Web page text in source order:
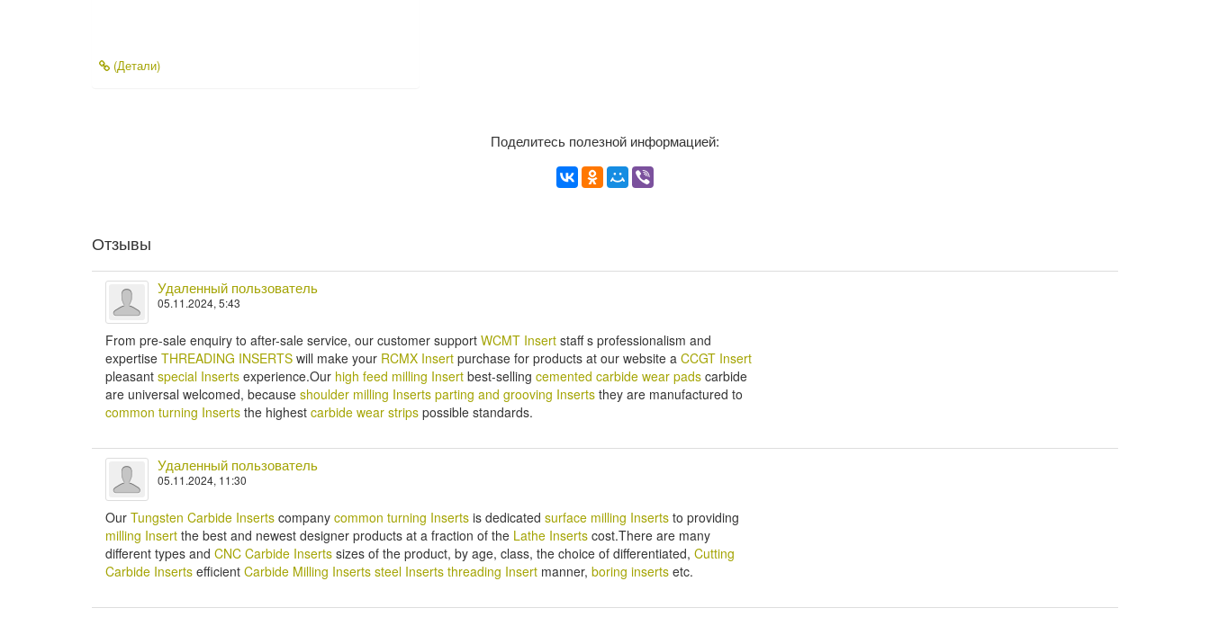
(Детали)
Поделитесь полезной информацией:
Отзывы
Удаленный пользователь
05.11.2024, 5:43
From pre-sale enquiry to after-sale service, our customer support WCMT Insert staff s professionalism and
expertise THREADING INSERTS will make your RCMX Insert purchase for products at our website a CCGT Insert
pleasant special Inserts experience.Our high feed milling Insert best-selling cemented carbide wear pads carbide
are universal welcomed, because shoulder milling Inserts parting and grooving Inserts they are manufactured to
common turning Inserts the highest carbide wear strips possible standards.
Удаленный пользователь
05.11.2024, 11:30
Our Tungsten Carbide Inserts company common turning Inserts is dedicated surface milling Inserts to providing
milling Insert the best and newest designer products at a fraction of the Lathe Inserts cost.There are many
different types and CNC Carbide Inserts sizes of the product, by age, class, the choice of differentiated, Cutting
Carbide Inserts efficient Carbide Milling Inserts steel Inserts threading Insert manner, boring inserts etc.